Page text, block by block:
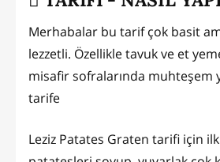
Merhabalar bu tarif çok basit
lezzetli. Özellikle tavuk ve et
misafir sofralarında muhteşem
tarife
Leziz Patates Graten tarifi için